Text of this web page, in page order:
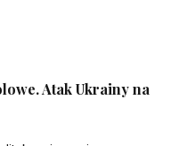
Atak Ukrainy na